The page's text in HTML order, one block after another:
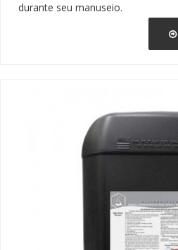
durante seu manuseio.